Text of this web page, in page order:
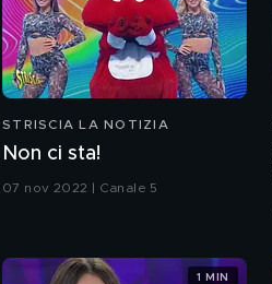
STRISCIA LA NOTIZIA
Non ci sta!
07 nov 2022 | Canale 5
1 MIN